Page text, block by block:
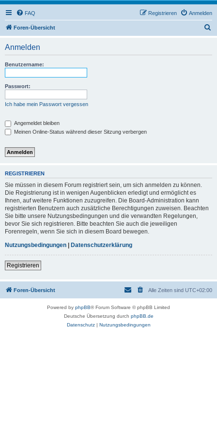
FAQ Anmelden
Registrieren
Foren-Übersicht
Anmelden
Benutzername:
Passwort:
Ich habe mein Passwort vergessen
Angemeldet bleiben
Meinen Online-Status während dieser Sitzung verbergen
REGISTRIEREN
Sie müssen in diesem Forum registriert sein, um sich anmelden zu können.
Die Registrierung ist in wenigen Augenblicken erledigt und ermöglicht es
Ihnen, auf weitere Funktionen zuzugreifen. Die Board-Administration kann
registrierten Benutzern auch zusätzliche Berechtigungen zuweisen. Beachten
Sie bitte unsere Nutzungsbedingungen und die verwandten Regelungen,
bevor Sie sich registrieren. Bitte beachten Sie auch die jeweiligen
Forenregeln, wenn Sie sich in diesem Board bewegen.
Nutzungsbedingungen | Datenschutzerklärung
Registrieren
Foren-Übersicht Alle Zeiten sind UTC+02:00
Powered by phpBB® Forum Software © phpBB Limited
Deutsche Übersetzung durch phpBB.de
Datenschutz| Nutzungsbedingungen